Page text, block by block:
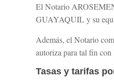
El Notario
GUAYAQUIL y su
Además, el Notario
autoriza para tal fin
Tasas y tarifas